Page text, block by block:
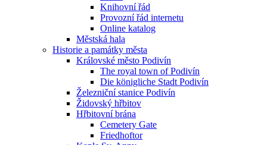
Knihovní řád
Provozní řád internetu
Online katalog
Městská hala
Historie a památky města
Královské město Podivín
The royal town of Podivín
Die königliche Stadt Podivín
Železniční stanice Podivín
Židovský hřbitov
Hřbitovní brána
Cemetery Gate
Friedhoftor